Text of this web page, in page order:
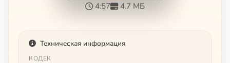
4:57 4.7 МБ
Техническая информация
КОДЕК